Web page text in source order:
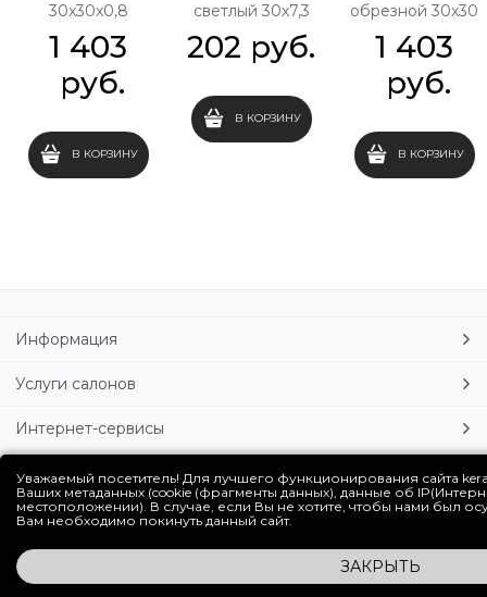
30x30x0,8
1 403
руб.
В КОРЗИНУ
светлый 30х7,3
202 руб.
В КОРЗИНУ
обрезной 30х30
1 403
руб.
В КОРЗИНУ
Информация
Услуги салонов
Интернет-сервисы
Личный кабинет
Блог
Полная версия сайта
Уважаемый посетитель! Для лучшего функционирования сайта
Ваших метаданных (cookie (фрагменты данных), данные об
местоположении). В случае, если Вы не хотите, чтобы нами был
Вам необходимо покинуть данный сайт.
ЗАКРЫТЬ